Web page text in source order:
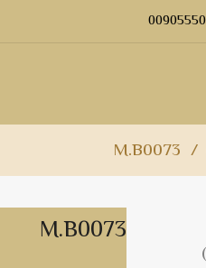
/
M.B0073
M.B0073